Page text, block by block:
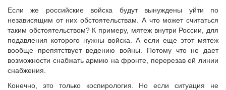
Если же российские войска будут вынуждены уйти по
независящим от них обстоятельствам. А что может считаться
таким обстоятельством? К примеру, мятеж внутри России, для
подавления которого нужны войска. А если еще этот мятеж
вообще препятствует ведению войны. Потому что не дает
возможности снабжать армию на фронте, перерезав ей линии
снабжения.
Конечно, это только коспирология. Но если ситуация не